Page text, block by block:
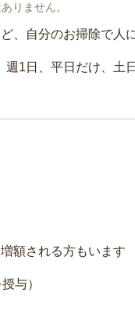
りません。
、自分のお掃除で人
1日、平日だけ、土
額される方もいます
与）